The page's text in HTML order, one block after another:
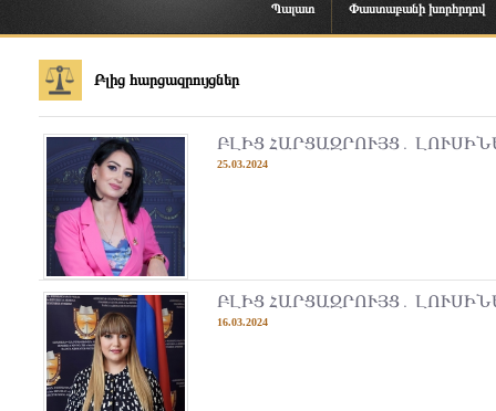
Պալատ Փաստաբանի խորհրդով
Բլից հարցազրույցներ
ԲԼԻՑ ՀԱՐՑԱԶՐՈՒՅՑ․
25.03.2024
ԲԼԻՑ ՀԱՐՑԱԶՐՈՒՅՑ․
16.03.2024